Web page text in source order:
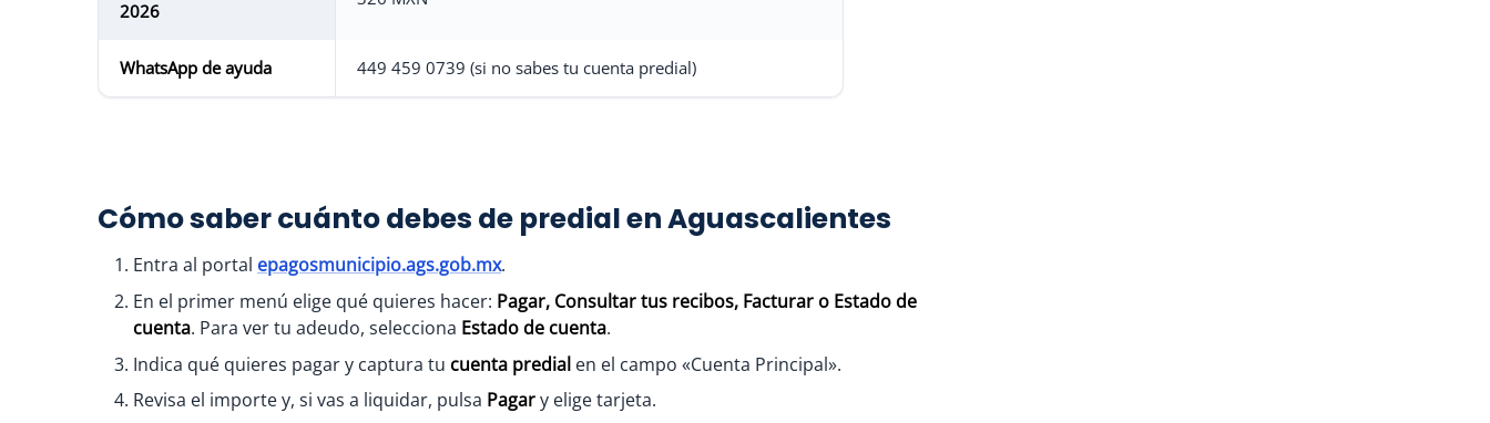
2026
WhatsApp de ayuda 449 459 0739 (si no sabes tu cuenta predial)
Cómo saber cuánto debes de predial en Aguascalientes
Entra al portal epagosmunicipio.ags.gob.mx.
En el primer menú elige qué quieres hacer: Pagar, Consultar tus recibos, Facturar o Estado de
cuenta. Para ver tu adeudo, selecciona Estado de cuenta.
Indica qué quieres pagar y captura tu cuenta predial en el campo «Cuenta Principal».
Revisa el importe y, si vas a liquidar, pulsa Pagary elige tarjeta.